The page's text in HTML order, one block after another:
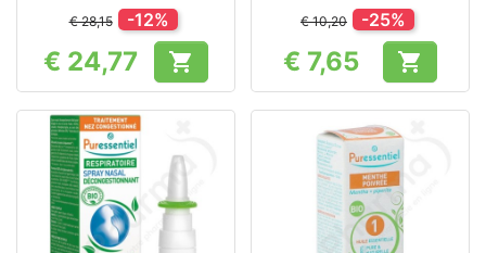
€ 28,15 -12%
Prijs
€ 24,77 
€ 10,20 -25%
Prijs
€ 7,65 